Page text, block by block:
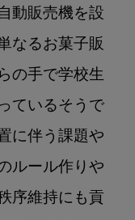
動販売機を設
なるお菓子販
の手で学校生
ているそうで
に伴う課題や
ルール作りや
序維持にも貢